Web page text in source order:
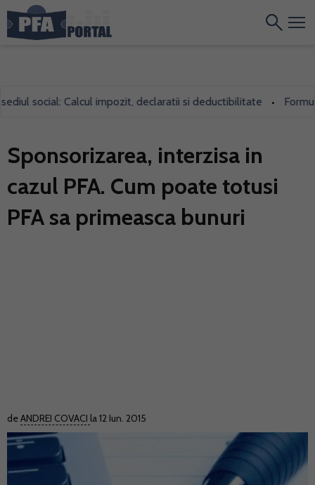
social: Calcul impozit, declaratii si deductibilitate •
Sponsorizarea, interzisa in
cazul PFA. Cum poate totusi
PFA sa primeasca bunuri
deANDREI COVACI la 12 Iun. 2015